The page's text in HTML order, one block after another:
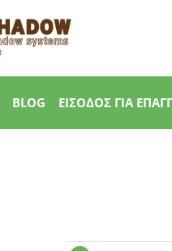
BLOG ΕΙΣΟΔΟΣ ΓΙΑ